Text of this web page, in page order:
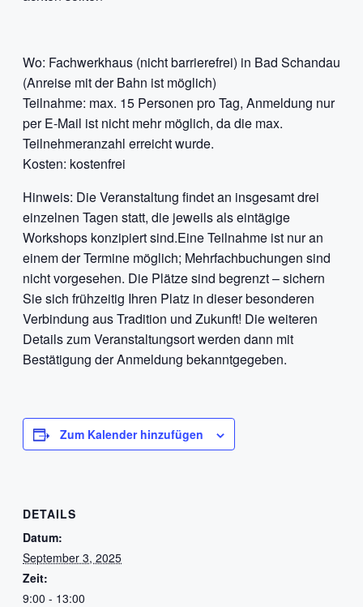
Wo: Fachwerkhaus (nicht barrierefrei) in Bad Schandau
(Anreise mit der Bahn ist möglich)
Teilnahme: max. 15 Personen pro Tag, Anmeldung nur
per E-Mail ist nicht mehr möglich, da die max.
Teilnehmeranzahl erreicht wurde.
Kosten: kostenfrei
Hinweis: Die Veranstaltung findet an insgesamt drei
einzelnen Tagen statt, die jeweils als eintägige
Workshops konzipiert sind.Eine Teilnahme ist nur an
einem der Termine möglich; Mehrfachbuchungen sind
nicht vorgesehen. Die Plätze sind begrenzt – sichern
Sie sich frühzeitig Ihren Platz in dieser besonderen
Verbindung aus Tradition und Zukunft! Die weiteren
Details zum Veranstaltungsort werden dann mit
Bestätigung der Anmeldung bekanntgegeben.
Zum Kalender hinzufügen
DETAILS
Datum:
September 3, 2025
Zeit:
9:00 - 13:00